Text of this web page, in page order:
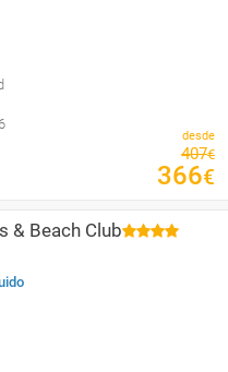
desde
407€
366€
& Beach Club